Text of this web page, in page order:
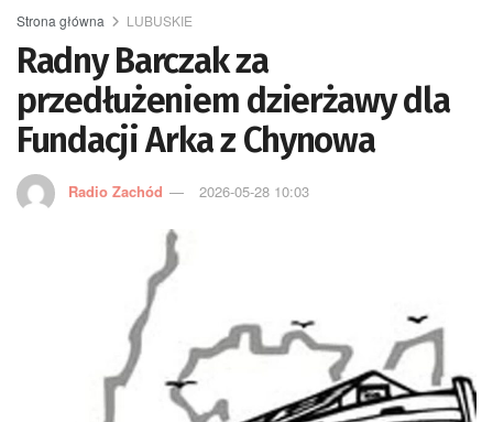
Strona główna LUBUSKIE
Radny Barczak za
przedłużeniem dzierżawy dla
Fundacji Arka z Chynowa
Radio Zachód 2026-05-28 10:03